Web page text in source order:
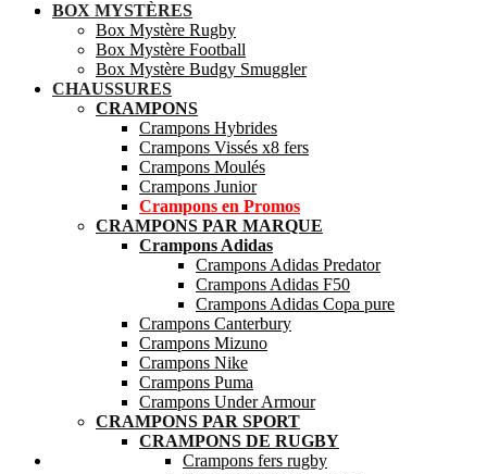
Mon compte
BOX MYSTÈRES
Box Mystère Rugby
Box Mystère Football
Box Mystère Budgy Smuggler
CHAUSSURES
CRAMPONS
Crampons Hybrides
Crampons Vissés x8 fers
Crampons Moulés
Crampons Junior
Crampons en Promos
CRAMPONS PAR MARQUE
Crampons Adidas
Crampons Adidas Predator
Crampons Adidas F50
Crampons Adidas Copa pure
Crampons Canterbury
Crampons Mizuno
Crampons Nike
Crampons Puma
Crampons Under Armour
CRAMPONS PAR SPORT
CRAMPONS DE RUGBY
Crampons fers rugby